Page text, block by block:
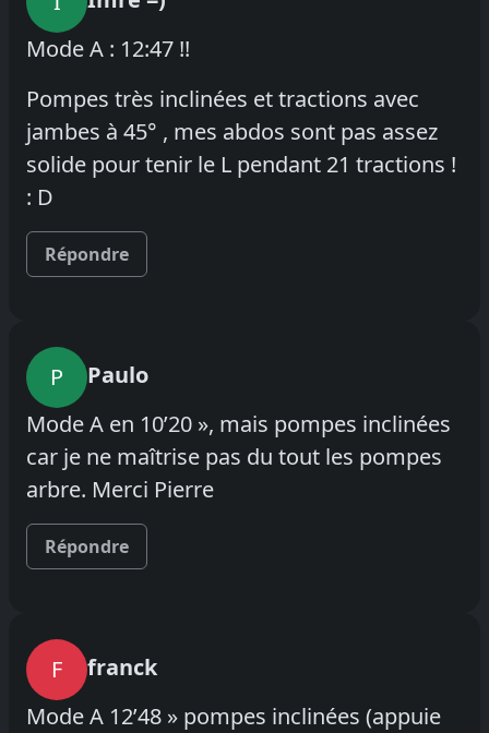
Mode A : 12:47 !!
Pompes très inclinées et tractions avec
jambes à 45° , mes abdos sont pas assez
solide pour tenir le L pendant 21 tractions !
: D
Répondre
P
Paulo
Mode A en 10’20 », mais pompes inclinées
car je ne maîtrise pas du tout les pompes
arbre. Merci Pierre
Répondre
F
franck
Mode A 12’48 » pompes inclinées (appuie